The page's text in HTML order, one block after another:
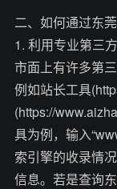
二、如何通过东
1. 利用专业第三
市面上有许多第
例如站长工具
(https://
具为例，输入
索引擎的收录情
信息。若是查询